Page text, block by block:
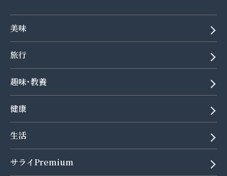
美味
旅行
趣味･教養
健康
生活
サライPremium